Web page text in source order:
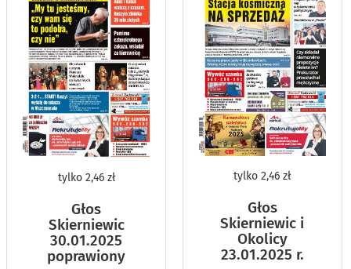
tylko2,46 zł
Głos
Skierniewic
30.01.2025
poprawiony
tylko 2,46 zł
Głos
Skierniewic i
Okolicy
23.01.2025 r.